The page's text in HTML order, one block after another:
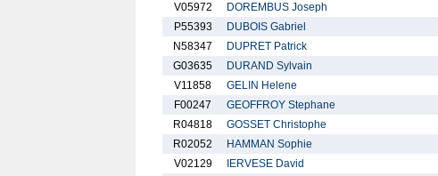
V05972
DOREMBUS Joseph
P55393
DUBOIS Gabriel
N58347
DUPRET Patrick
G03635
DURAND Sylvain
V11858
GELIN Helene
F00247
GEOFFROY Stephane
R04818
GOSSET Christophe
R02052
HAMMAN Sophie
V02129
IERVESE David